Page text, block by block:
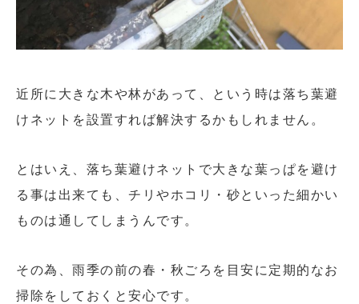
近所に大きな木や林があって、という時は落ち葉避
けネットを設置すれば解決するかもしれません。
とはいえ、落ち葉避けネットで大きな葉っぱを避け
る事は出来ても、チリやホコリ・砂といった細かい
ものは通してしまうんです。
その為、雨季の前の春・秋ごろを目安に定期的なお
掃除をしておくと安心です。